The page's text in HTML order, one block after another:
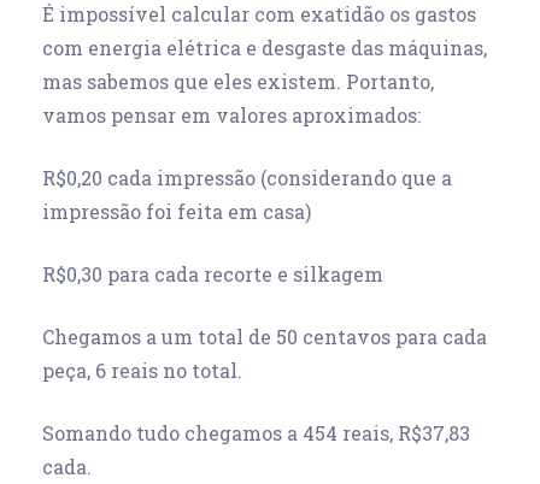
É impossível calcular com exatidão os gastos
com energia elétrica e desgaste das máquinas,
mas sabemos que eles existem. Portanto,
vamos pensar em valores aproximados:
R$0,20 cada impressão (considerando que a
impressão foi feita em casa)
R$0,30 para cada recorte e silkagem
Chegamos a um total de 50 centavos para cada
peça, 6 reais no total.
Somando tudo chegamos a 454 reais, R$37,83
cada.